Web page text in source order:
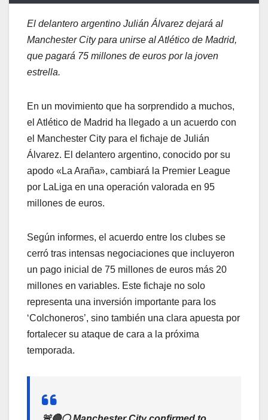
El delantero argentino Julián Álvarez dejará al
Manchester City para unirse al Atlético de Madrid,
que pagará 75 millones de euros por la joven
estrella.
En un movimiento que ha sorprendido a muchos,
el Atlético de Madrid ha llegado a un acuerdo con
el Manchester City para el fichaje de Julián
Álvarez. El delantero argentino, conocido por su
apodo «La Araña», cambiará la Premier League
por LaLiga en una operación valorada en 95
millones de euros.
Según informes, el acuerdo entre los clubes se
cerró tras intensas negociaciones que incluyeron
un pago inicial de 75 millones de euros más 20
millones en variables. Este fichaje no solo
representa una inversión importante para los
‘Colchoneros’, sino también una clara apuesta por
fortalecer su ataque de cara a la próxima
temporada.